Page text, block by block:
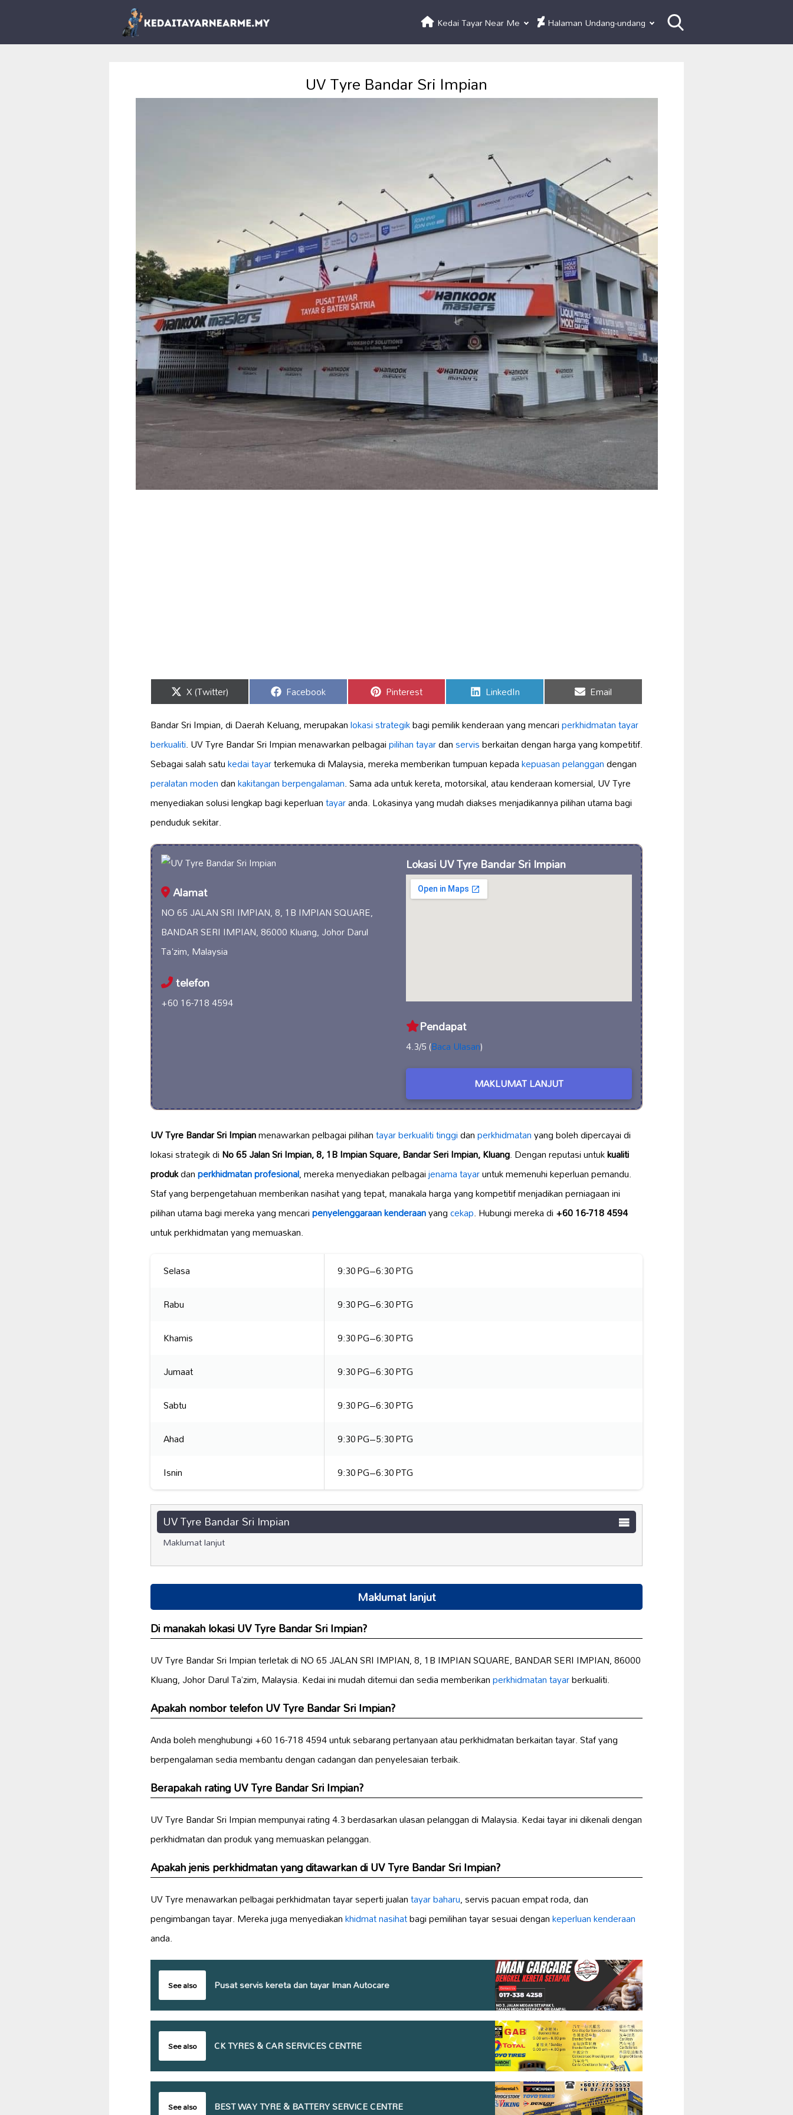
Kedai Tayar Near Me Halaman Undang-undang
UV Tyre Bandar Sri Impian
Share
on
X (Twitter) Share
on
Facebook Share
on
Pinterest Share
on
LinkedIn Share
on
Email
Bandar Sri Impian, di Daerah Keluang, merupakanlokasi strategikbagi pemilik kenderaan yang mencariperkhidmatan tayar
berkualiti. UV Tyre Bandar Sri Impian menawarkan pelbagaipilihan tayardanservisberkaitan dengan harga yang kompetitif.
Sebagai salah satukedai tayarterkemuka di Malaysia, mereka memberikan tumpuan kepadakepuasan pelanggandengan
peralatan modendankakitangan berpengalaman. Sama ada untuk kereta, motorsikal, atau kenderaan komersial, UV Tyre
menyediakan solusi lengkap bagi keperluantayaranda. Lokasinya yang mudah diakses menjadikannya pilihan utama bagi
penduduk sekitar.
Alamat
NO 65 JALAN SRI IMPIAN, 8, 1B IMPIAN SQUARE,
BANDAR SERI IMPIAN, 86000 Kluang, Johor Darul
Ta'zim, Malaysia
telefon
+60 16-718 4594
Lokasi UV Tyre Bandar Sri Impian
Pendapat
4.3/5 (Baca Ulasan)
MAKLUMAT LANJUT
UV Tyre Bandar Sri Impianmenawarkan pelbagai pilihantayar berkualiti tinggidanperkhidmatanyang boleh dipercayai di
lokasi strategik diNo 65 Jalan Sri Impian, 8, 1B Impian Square, Bandar Seri Impian, Kluang. Dengan reputasi untukkualiti
produkdanperkhidmatan profesional, mereka menyediakan pelbagaijenama tayaruntuk memenuhi keperluan pemandu.
Staf yang berpengetahuan memberikan nasihat yang tepat, manakala harga yang kompetitif menjadikan perniagaan ini
pilihan utama bagi mereka yang mencaripenyelenggaraan kenderaanyangcekap. Hubungi mereka di+60 16-718 4594
untuk perkhidmatan yang memuaskan.
Selasa
9:30 PG–6:30 PTG
Rabu
9:30 PG–6:30 PTG
Khamis
9:30 PG–6:30 PTG
Jumaat
9:30 PG–6:30 PTG
Sabtu
9:30 PG–6:30 PTG
Ahad
9:30 PG–5:30 PTG
Isnin
9:30 PG–6:30 PTG
UV Tyre Bandar Sri Impian
Maklumat lanjut
Maklumat lanjut
Di manakah lokasi UV Tyre Bandar Sri Impian?
UV Tyre Bandar Sri Impian terletak di NO 65 JALAN SRI IMPIAN, 8, 1B IMPIAN SQUARE, BANDAR SERI IMPIAN, 86000
Kluang, Johor Darul Ta’zim, Malaysia. Kedai ini mudah ditemui dan sedia memberikanperkhidmatan tayarberkualiti.
Apakah nombor telefon UV Tyre Bandar Sri Impian?
Anda boleh menghubungi +60 16-718 4594 untuk sebarang pertanyaan atau perkhidmatan berkaitan tayar. Staf yang
berpengalaman sedia membantu dengan cadangan dan penyelesaian terbaik.
Berapakah rating UV Tyre Bandar Sri Impian?
UV Tyre Bandar Sri Impian mempunyai rating 4.3 berdasarkan ulasan pelanggan di Malaysia. Kedai tayar ini dikenali dengan
perkhidmatan dan produk yang memuaskan pelanggan.
Apakah jenis perkhidmatan yang ditawarkan di UV Tyre Bandar Sri Impian?
UV Tyre menawarkan pelbagai perkhidmatan tayar seperti jualantayar baharu, servis pacuan empat roda, dan
pengimbangan tayar. Mereka juga menyediakankhidmat nasihatbagi pemilihan tayar sesuai dengankeperluan kenderaan
anda.
See also Pusat servis kereta dan tayar Iman Autocare
See also CK TYRES & CAR SERVICES CENTRE
See also BEST WAY TYRE & BATTERY SERVICE CENTRE